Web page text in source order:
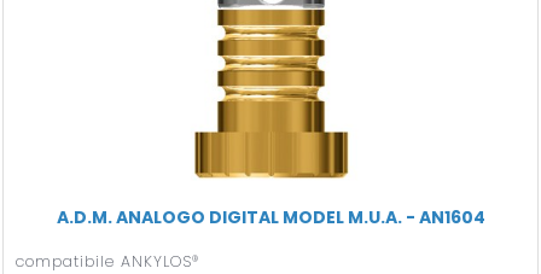
A.D.M. ANALOGO DIGITAL MODEL M.U.A. - AN1604
compatibile ANKYLOS®